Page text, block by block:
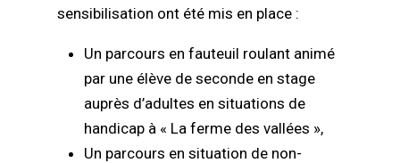
sensibilisation ont été mis en place :
Un parcours en fauteuil roulant animé
par une élève de seconde en stage
auprès d’adultes en situations de
handicap à « La ferme des vallées »,
Un parcours en situation de non-